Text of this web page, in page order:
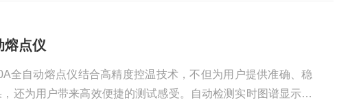
熔点仪
全自动熔点仪结合高精度控温技术，不但为用户提供准确、稳
还为用户带来高效便捷的测试感受。自动检测实时图谱显示，